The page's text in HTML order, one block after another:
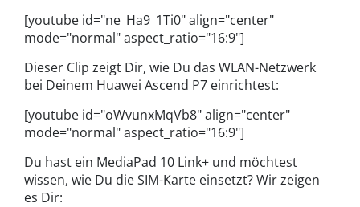
[youtube id="ne_Ha9_1Ti0" align="center"
mode="normal" aspect_ratio="16:9"]
Dieser Clip zeigt Dir, wie Du das WLAN-Netzwerk
bei Deinem Huawei Ascend P7 einrichtest:
[youtube id="oWvunxMqVb8" align="center"
mode="normal" aspect_ratio="16:9"]
Du hast ein MediaPad 10 Link+ und möchtest
wissen, wie Du die SIM-Karte einsetzt? Wir zeigen
es Dir: